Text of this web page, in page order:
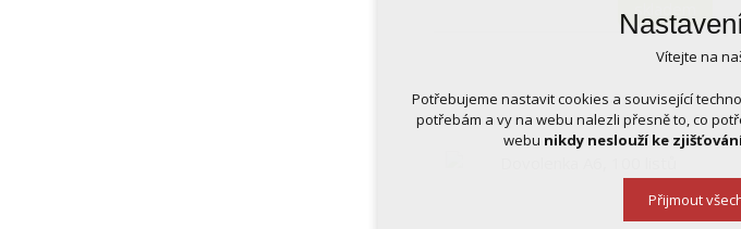
Vítejte na
Potřebujeme nastavit cookies a související
potřebám a vy na webu nalezli přesně to, co
webu nikdy neslouží ke
Přijmout